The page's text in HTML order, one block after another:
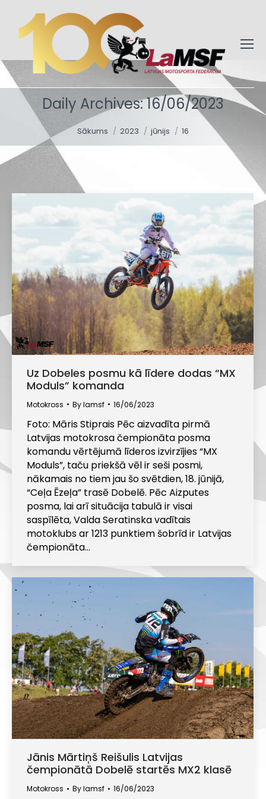
Daily Archives:16/06/2023
You are here:
Sākums 2023 jūnijs 16
Uz Dobeles posmu kā līdere dodas “MX
Moduls” komanda
Motokross Bylamsf 16/06/2023
Foto: Māris Stiprais Pēc aizvadīta pirmā
Latvijas motokrosa čempionāta posma
komandu vērtējumā līderos izvirzījies “MX
Moduls”, taču priekšā vēl ir seši posmi,
nākamais no tiem jau šo svētdien, 18. jūnijā,
“Ceļa Ēzeļa” trasē Dobelē. Pēc Aizputes
posma, lai arī situācija tabulā ir visai
saspīlēta, Valda Seratinska vadītais
motoklubs ar 1213 punktiem šobrīd ir Latvijas
čempionāta…
Jānis Mārtiņš Reišulis Latvijas
čempionātā Dobelē startēs MX2 klasē
Motokross Bylamsf 16/06/2023